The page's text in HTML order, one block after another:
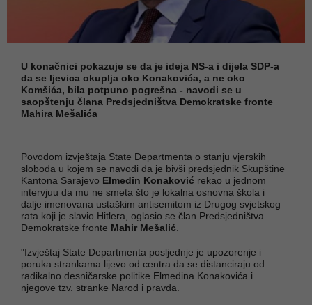
U konačnici pokazuje se da je ideja NS-a i dijela SDP-a
da se ljevica okuplja oko Konakovića, a ne oko
Komšića, bila potpuno pogrešna - navodi se u
saopštenju člana Predsjedništva Demokratske fronte
Mahira Mešalića
Povodom izvještaja State Departmenta o stanju vjerskih
sloboda u kojem se navodi da je bivši predsjednik Skupštine
Kantona Sarajevo Elmedin Konaković rekao u jednom
intervjuu da mu ne smeta što je lokalna osnovna škola i
dalje imenovana ustaškim antisemitom iz Drugog svjetskog
rata koji je slavio Hitlera, oglasio se član Predsjedništva
Demokratske fronte Mahir Mešalić
"Izvještaj State Departmenta posljednje je upozorenje i
poruka strankama lijevo od centra da se distanciraju od
radikalno desničarske politike Elmedina Konakovića i
njegove tzv. stranke Narod i pravda.